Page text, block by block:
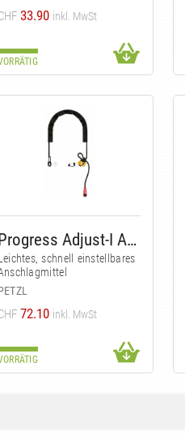
33.90 inkl. MwSt
Progress Adjust-I Anschlagmittel
schnell einstellbares
72.10 inkl. MwSt